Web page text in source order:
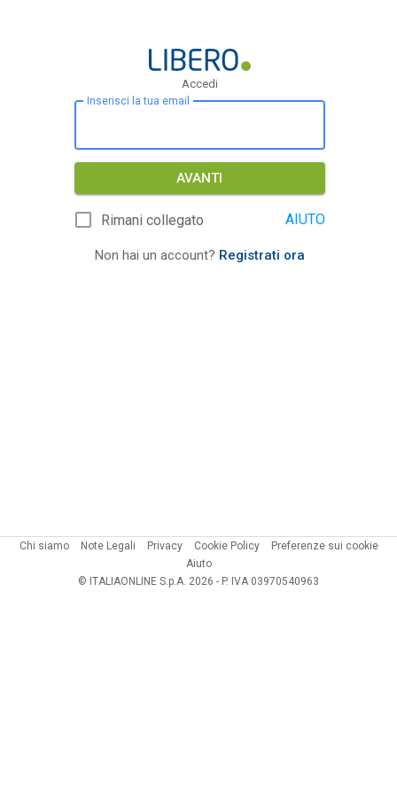
Accedi
Inserisci la tua email
AVANTI
Rimani collegato AIUTO
Non hai un account? Registrati ora
Chi siamo Note Legali Privacy Cookie Policy
Preferenze sui cookie
Aiuto
© ITALIAONLINE S.p.A. 2026 - P. IVA 03970540963